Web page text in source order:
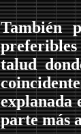
También
preferibles
talud
explanada
parte más